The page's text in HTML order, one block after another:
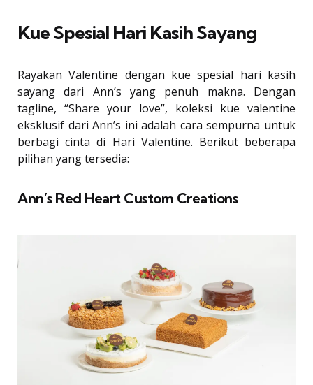
Kue Spesial Hari Kasih Sayang
Rayakan Valentine dengan kue spesial hari kasih
sayang dari Ann’s yang penuh makna. Dengan
tagline, “Share your love”, koleksi kue valentine
eksklusif dari Ann’s ini adalah cara sempurna untuk
berbagi cinta di Hari Valentine. Berikut beberapa
pilihan yang tersedia:
Ann’s Red Heart Custom Creations